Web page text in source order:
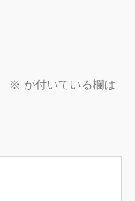
※ が付いている欄は